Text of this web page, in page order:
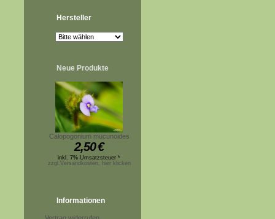
Hersteller
Neue Produkte
Calopogonium mucunoides
2,50€
inkl. 7% Umsatzsteuer *
zzgl.Versandkosten, hier klicken
Informationen